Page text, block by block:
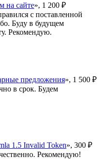
на сайте», 1 200 ₽
с поставленной
Буду в будущем
Рекомендую.
предложения», 1 500 ₽
в срок. Будем
1.5 Invalid Token», 300 ₽
Рекомендую!